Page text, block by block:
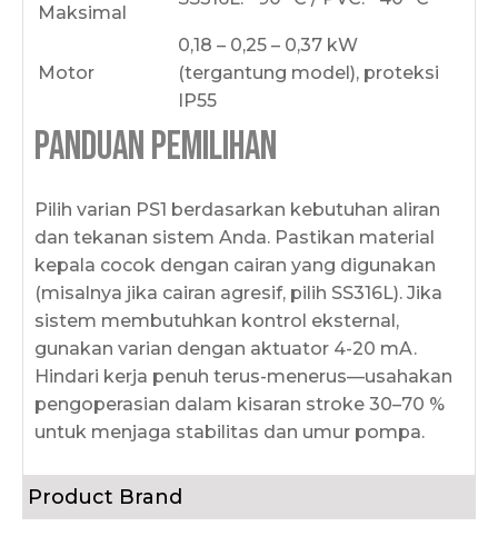
Maksimal
Motor
0,18 – 0,25 – 0,37 kW
(tergantung model), proteksi
IP55
Panduan Pemilihan
Pilih varian PS1 berdasarkan kebutuhan aliran
dan tekanan sistem Anda. Pastikan material
kepala cocok dengan cairan yang digunakan
(misalnya jika cairan agresif, pilih SS316L). Jika
sistem membutuhkan kontrol eksternal,
gunakan varian dengan aktuator 4-20 mA.
Hindari kerja penuh terus-menerus—usahakan
pengoperasian dalam kisaran stroke 30–70 %
untuk menjaga stabilitas dan umur pompa.
Product Brand